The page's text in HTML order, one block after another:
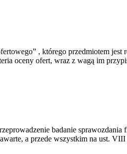
, którego przedmiotem jest
oceny ofert, wraz z wagą im
badanie sprawozdania
a przede wszystkim na ust.